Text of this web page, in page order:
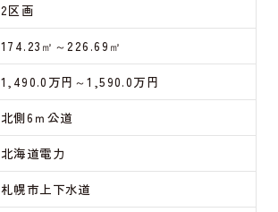
2区画
174.23㎡～226.69㎡
1,490.0万円～1,590.0万円
北側6ｍ公道
北海道電力
札幌市上下水道